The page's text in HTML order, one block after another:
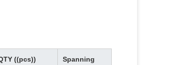
((pcs)) Spanning